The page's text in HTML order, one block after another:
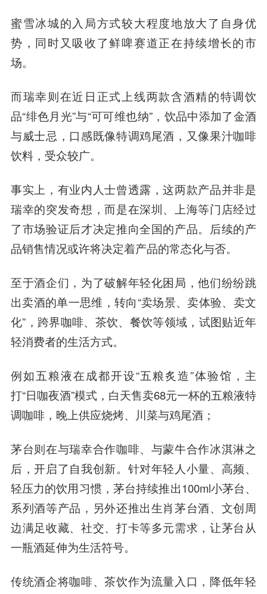
蜜雪冰城的入局方式较大程度地放大了自身优
势，同时又吸收了鲜啤赛道正在持续增长的市
场。
而瑞幸则在近日正式上线两款含酒精的特调饮
品“绯色月光”与“可可维也纳”，饮品中添加了金酒
与威士忌，口感既像特调鸡尾酒，又像果汁咖啡
饮料，受众较广。
事实上，有业内人士曾透露，这两款产品并非是
瑞幸的突发奇想，而是在深圳、上海等门店经过
了市场验证后才决定推向全国的产品。后续的产
品销售情况或许将决定着产品的常态化与否。
至于酒企们，为了破解年轻化困局，他们纷纷跳
出卖酒的单一思维，转向“卖场景、卖体验、卖文
化”，跨界咖啡、茶饮、餐饮等领域，试图贴近年
轻消费者的生活方式。
例如五粮液在成都开设“五粮炙造”体验馆，主
打“日咖夜酒”模式，白天售卖68元一杯的五粮液特
调咖啡，晚上供应烧烤、川菜与鸡尾酒；
茅台则在与瑞幸合作咖啡、与蒙牛合作冰淇淋之
后，开启了自我创新。针对年轻人小量、高频、
轻压力的饮用习惯，茅台持续推出100ml小茅台、
系列酒等产品，另外还推出生肖茅台酒、文创周
边满足收藏、社交、打卡等多元需求，让茅台从
一瓶酒延伸为生活符号。
传统酒企将咖啡、茶饮作为流量入口，降低年轻